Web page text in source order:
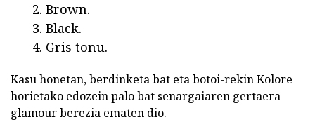
Brown.
Black.
Gris tonu.
Kasu honetan, berdinketa bat eta botoi-rekin Kolore
horietako edozein palo bat senargaiaren gertaera
glamour berezia ematen dio.